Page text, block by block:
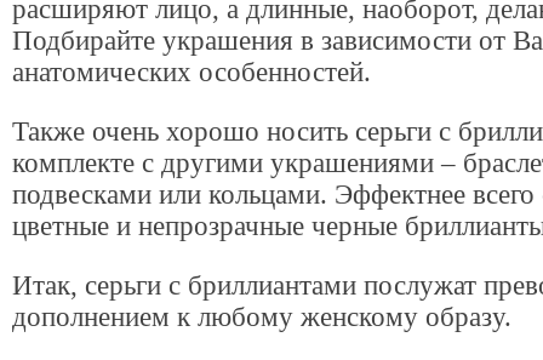
расширяют лицо, а длинные, наоборот,
Подбирайте украшения в зависимости от
анатомических особенностей.
Также очень хорошо носить серьги с
комплекте с другими украшениями –
подвесками или кольцами. Эффектнее всего
цветные и непрозрачные черные
Итак, серьги с бриллиантами послужат
дополнением к любому женскому образу.